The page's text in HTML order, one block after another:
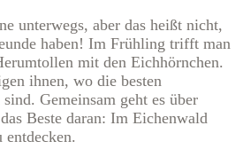
unterwegs, aber das heißt nicht,
haben! Im Frühling trifft man
mit den Eichhörnchen.
ihnen, wo die besten
Gemeinsam geht es über
Beste daran: Im Eichenwald
entdecken.